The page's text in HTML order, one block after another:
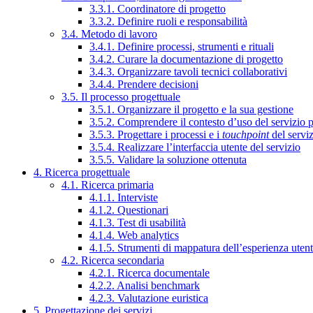
3.3.1. Coordinatore di progetto
3.3.2. Definire ruoli e responsabilità
3.4. Metodo di lavoro
3.4.1. Definire processi, strumenti e rituali
3.4.2. Curare la documentazione di progetto
3.4.3. Organizzare tavoli tecnici collaborativi
3.4.4. Prendere decisioni
3.5. Il processo progettuale
3.5.1. Organizzare il progetto e la sua gestione
3.5.2. Comprendere il contesto d’uso del servizio
3.5.3. Progettare i processi e i touchpointdel
3.5.4. Realizzare l’interfaccia utente del servizio
3.5.5. Validare la soluzione ottenuta
4. Ricerca progettuale
4.1. Ricerca primaria
4.1.1. Interviste
4.1.2. Questionari
4.1.3. Test di usabilità
4.1.4. Web analytics
4.1.5. Strumenti di mappatura dell’esperienza
4.2. Ricerca secondaria
4.2.1. Ricerca documentale
4.2.2. Analisi benchmark
4.2.3. Valutazione euristica
5. Progettazione dei servizi